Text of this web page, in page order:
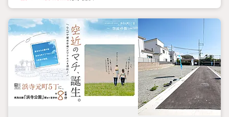
・ゆとりある部屋数の3LDK
≪周辺環境≫
・浜寺昭和小学校…徒歩5分
・浜寺南中学校…徒歩12分
・ローソン…徒歩5分
・ベストショップ…徒歩10分
ハウスフリーダムは【東証スタンダード上場企業】です。